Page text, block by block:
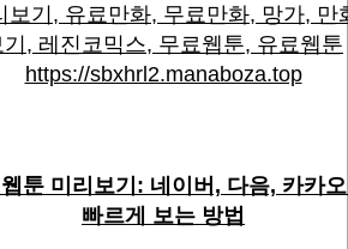
보기, 유료만화, 무료만화, 망가, 만
기, 레진코믹스, 무료웹툰, 유료웹툰
https://sbxhrl2.manaboza.top
툰 미리보기: 네이버, 다음, 카카
빠르게 보는 방법